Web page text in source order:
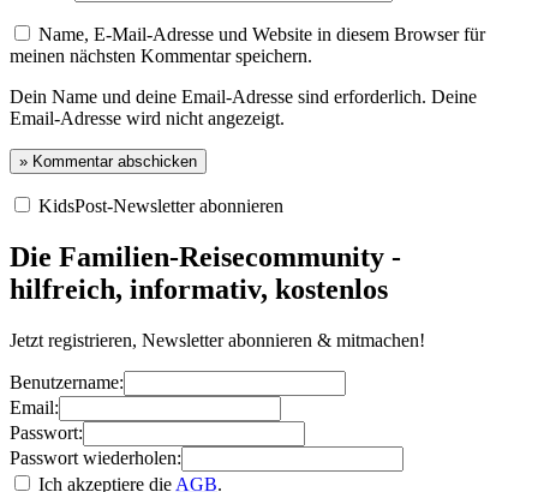
Name, E-Mail-Adresse und Website in diesem Browser für
meinen nächsten Kommentar speichern.
Dein Name und deine Email-Adresse sind erforderlich. Deine
Email-Adresse wird nicht angezeigt.
KidsPost-Newsletter abonnieren
Die Familien-Reisecommunity -
hilfreich, informativ, kostenlos
Jetzt registrieren, Newsletter abonnieren & mitmachen!
Benutzername:
Email:
Passwort:
Passwort wiederholen:
Ich akzeptiere die AGB.